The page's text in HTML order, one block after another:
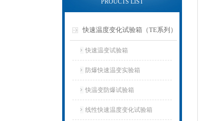
PROUCTS LIST
快速温度变化试验箱（TE系列）
快速温变试验箱
防爆快速温变实验箱
快温变防爆试验箱
线性快速温度变化试验箱